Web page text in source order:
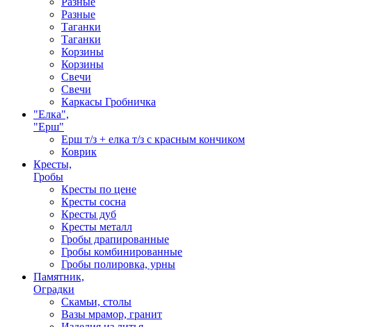
Разные
Таганки
Таганки
Корзины
Корзины
Свечи
Свечи
Каркасы Гробничка
"Елка",
"Ерш"
Ерш т/з + елка т/з с красным кончиком
Коврик
Кресты,
Гробы
Кресты по цене
Кресты сосна
Кресты дуб
Кресты металл
Гробы драпированные
Гробы комбинированные
Гробы полировка, урны
Памятник,
Оградки
Скамьи, столы
Вазы мрамор, гранит